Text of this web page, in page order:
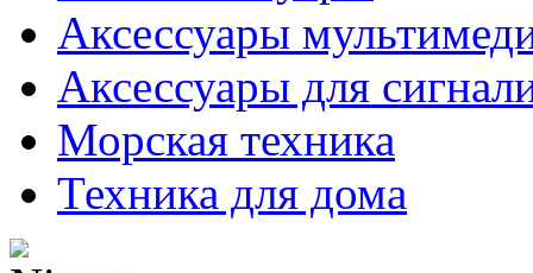
Аксессуары
Аксессуары для
Морская техника
Техника для дома